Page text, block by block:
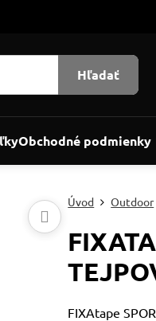
Hľadať
Obchodné podmienky
Úvod Outdoor
FIXAtape